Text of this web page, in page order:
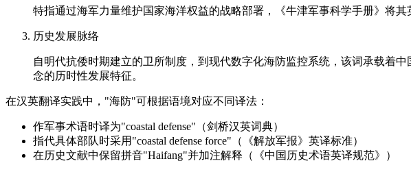
特指通过海军力量维护国家海洋权益的战略部署，《牛津军事科学手册》将其
历史发展脉络
自明代抗倭时期建立的卫所制度，到现代数字化海防监控系统，该词承载着
念的历时性发展特征。
在汉英翻译实践中，"海防"可根据语境对应不同译法：
作军事术语时译为"coastal defense"（剑桥汉英词典）
指代具体部队时采用"coastal defense force"（《解放军报》英译标准）
在历史文献中保留拼音"Haifang"并加注解释（《中国历史术语英译规范》）